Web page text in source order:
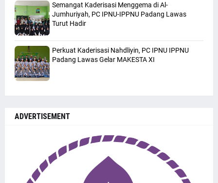
Semangat Kaderisasi Menggema di Al-
Jumhuriyah, PC IPNU-IPPNU Padang Lawas
Turut Hadir
Perkuat Kaderisasi Nahdliyin, PC IPNU IPPNU
Padang Lawas Gelar MAKESTA XI
ADVERTISEMENT